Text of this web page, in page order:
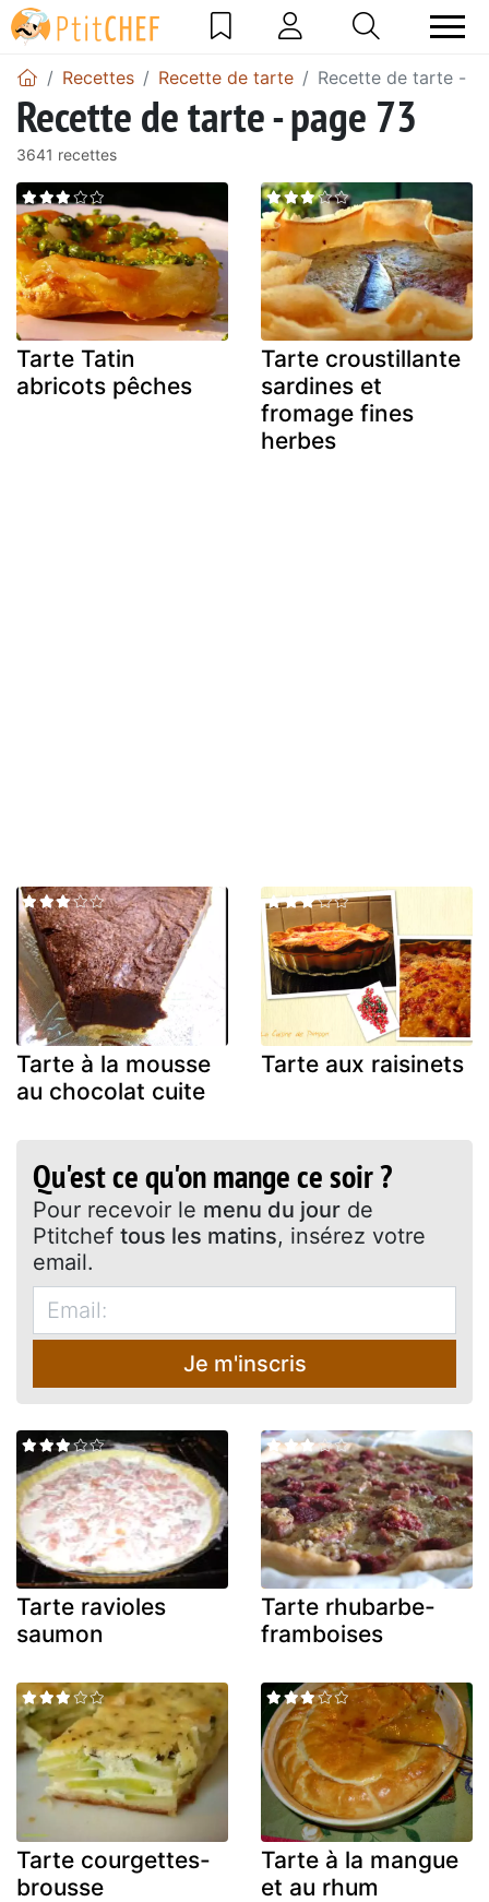
Recettes Recette de tarte Recette de tarte -
Recette de tarte - page 73
3641 recettes
Tarte Tatin
abricots pêches
Tarte croustillante
sardines et
fromage fines
herbes
Tarte à la mousse
au chocolat cuite
Tarte aux raisinets
Qu'est ce qu'on mange ce soir ?
Pour recevoir le menu du jour de
Ptitchef tous les matins, insérez votre
email.
Je m'inscris
Tarte ravioles
saumon
Tarte rhubarbe-
framboises
Tarte courgettes-
brousse
Tarte à la mangue
et au rhum